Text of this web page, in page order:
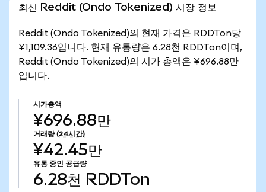
최신 Reddit (Ondo Tokenized) 시장 정보
Reddit (Ondo Tokenized)의 현재 가격은 RDDTon당
¥1,109.36입니다. 현재 유통량은 6.28천 RDDTon이며,
Reddit (Ondo Tokenized)의 시가 총액은 ¥696.88만
입니다.
시가총액
¥696.88만
거래량 (24시간)
¥42.45만
유통 중인 공급량
6.28천 RDDTon